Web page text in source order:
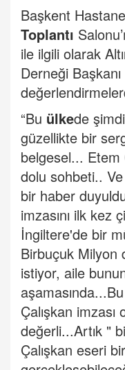
Başkent
Toplantı
ile ilgili olarak
Derneği
“Bu ülkede
güzellikte bir
belgesel... Etem
dolu sohbeti..
bir haber
imzasını ilk kez
İngiltere'de bir
Birbuçuk Milyon
istiyor, aile
Çalışkan
değerli...Artık "
Çalışkan eseri